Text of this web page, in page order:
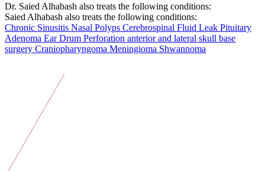
Dr. Saied Alhabash also treats the following conditions:
Saied Alhabash also treats the following conditions:
Chronic Sinusitis Nasal Polyps Cerebrospinal Fluid Leak Pituitary
Adenoma Ear Drum Perforation anterior and lateral skull base
surgery Craniopharyngoma Meningioma Shwannoma